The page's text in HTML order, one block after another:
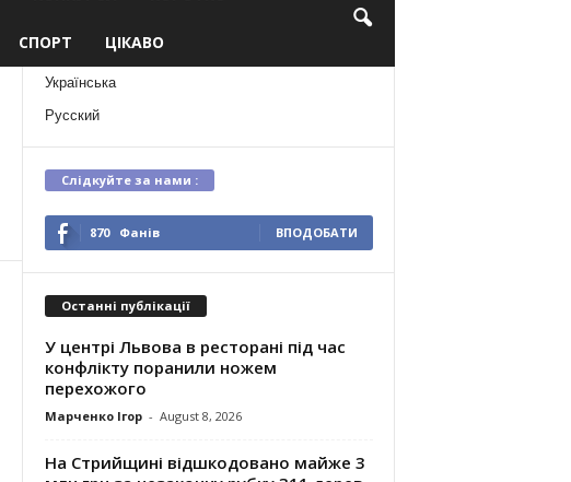
СПОРТ ЦІКАВО
Українська
Русский
Слідкуйте за нами :
870 Фанів ВПОДОБАТИ
Останні публікації
У центрі Львова в ресторані під час
конфлікту поранили ножем
перехожого
Марченко Ігор - August 8, 2026
На Стрийщині відшкодовано майже 3